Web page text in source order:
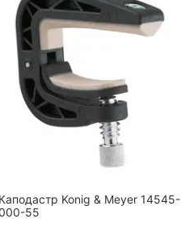
Каподастр Konig & Meyer 14545-
55